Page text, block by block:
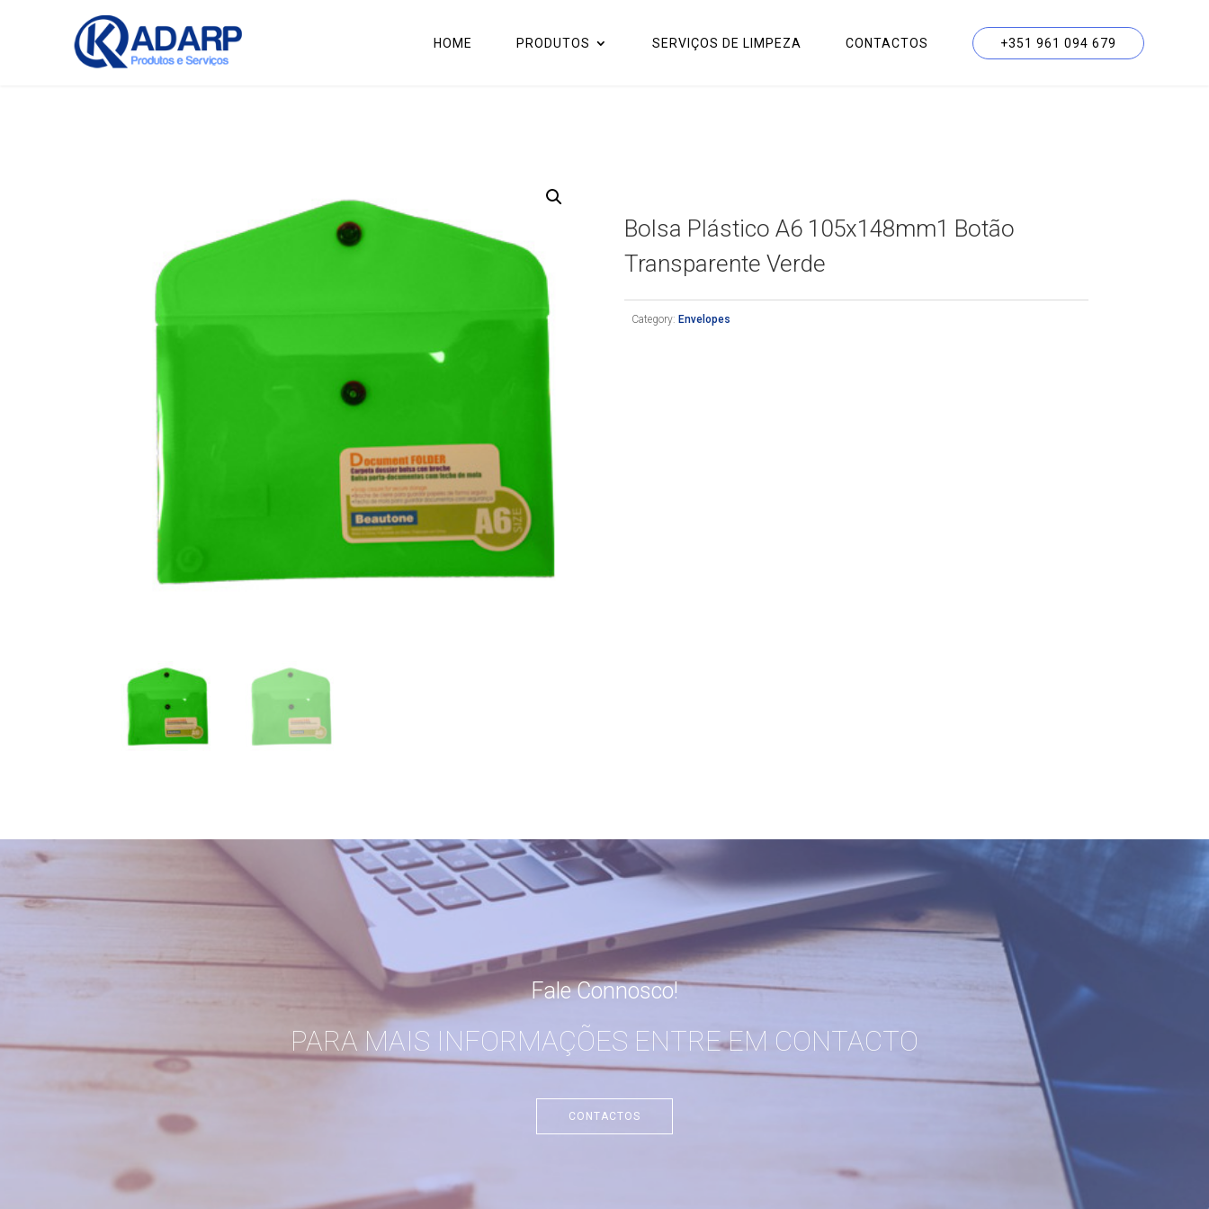
HOME PRODUTOS SERVIÇOS DE LIMPEZA CONTACTOS +351 961 094 679
Bolsa Plástico A6 105x148mm1 Botão
Transparente Verde
Category: Envelopes
Fale Connosco!
PARA MAIS INFORMAÇÕES ENTRE EM CONTACTO
CONTACTOS